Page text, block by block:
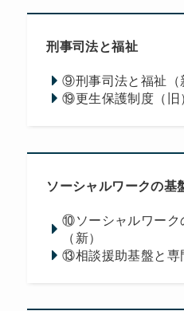
刑事司法と福祉
⑨刑事司法と福祉（
⑲更生保護制度（旧
ソーシャルワークの基
⑩ソーシャルワーク
（新）
⑬相談援助基盤と専